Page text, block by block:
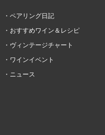
ペアリング日記
おすすめワイン＆レシピ
ヴィンテージチャート
ワインイベント
ニュース